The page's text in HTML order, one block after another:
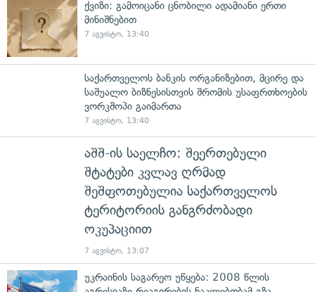
ქვიზი: გამოიცანი ცნობილი ადამიანი ერთი
მინიშნებით
7 აგვისტო, 13:40
საქართველოს ბანკის ორგანიზებით, მცირე და
საშუალო ბიზნესისთვის შრომის უსაფრთხოების
ვორკშოპი გაიმართა
7 აგვისტო, 13:40
აშშ-ის საელჩო: შეერთებული
შტატები კვლავ ღრმად
შეშფოთებულია საქართველოს
ტერიტორიის განგრძობადი
ოკუპაციით
7 აგვისტო, 13:07
უკრაინის საგარეო უწყება: 2008 წლის